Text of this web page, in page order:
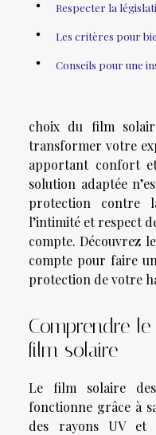
Respecter la
Les critères pour
Conseils pour une
choix du film
transformer votre
apportant confort
solution adaptée
protection contre
l’intimité et respect
compte. Découvrez
compte pour faire
protection de votre
Comprendre
film solaire
Le film solaire
fonctionne grâce à
des rayons UV et